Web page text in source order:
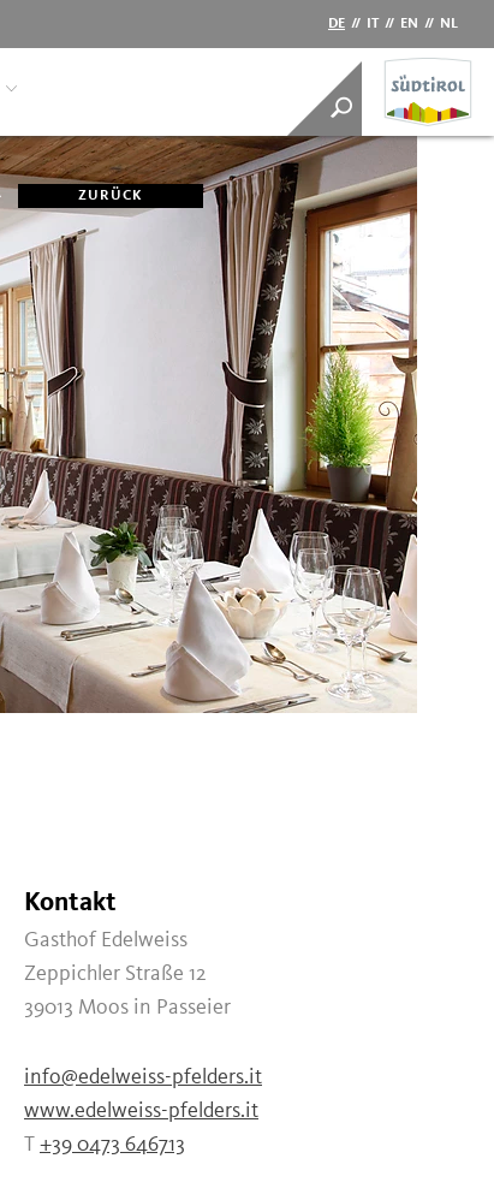
DE // IT // EN // NL
ZURÜCK
Kontakt
Gasthof Edelweiss
Zeppichler Straße 12
39013 Moos in Passeier
info@edelweiss-pfelders.it
www.edelweiss-pfelders.it
T +39 0473 646713